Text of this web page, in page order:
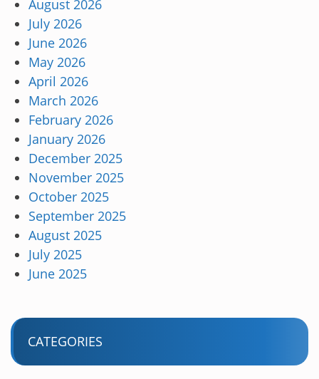
August 2026
July 2026
June 2026
May 2026
April 2026
March 2026
February 2026
January 2026
December 2025
November 2025
October 2025
September 2025
August 2025
July 2025
June 2025
CATEGORIES